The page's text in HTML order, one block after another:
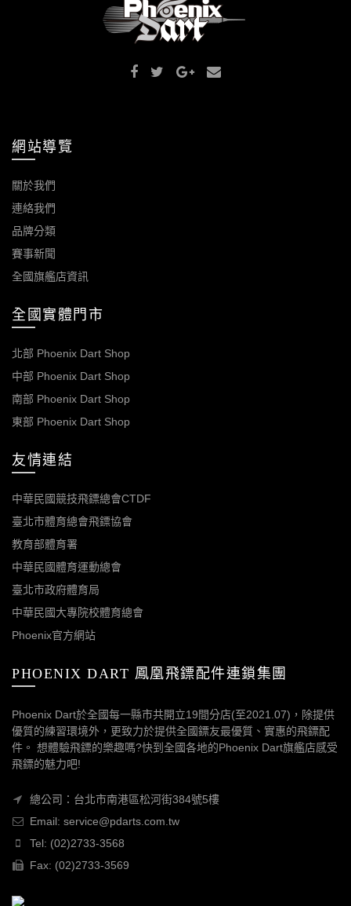
網站導覽
關於我們
連絡我們
品牌分類
賽事新聞
全國旗艦店資訊
全國實體門市
北部 Phoenix Dart Shop
中部 Phoenix Dart Shop
南部 Phoenix Dart Shop
東部 Phoenix Dart Shop
友情連結
中華民國競技飛鏢總會CTDF
臺北市體育總會飛鏢協會
教育部體育署
中華民國體育運動總會
臺北市政府體育局
中華民國大專院校體育總會
Phoenix官方網站
PHOENIX DART 鳳凰飛鏢配件連鎖集團
Phoenix Dart於全國每一縣市共開立19間分店(至2021.07)，除提供
優質的練習環境外，更致力於提供全國鏢友最優質、實惠的飛鏢配
件。 想體驗飛鏢的樂趣嗎?快到全國各地的Phoenix Dart旗艦店感受
飛鏢的魅力吧!
總公司：台北市南港區松河街384號5樓
Email: service@pdarts.com.tw
Tel: (02)2733-3568
Fax: (02)2733-3569